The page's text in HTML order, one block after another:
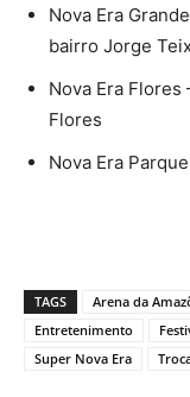
Nova Era
bairro Jorge
Nova Era Flores
Flores
Nova Era
TAGS Arena da
Entretenimento
Super Nova Era